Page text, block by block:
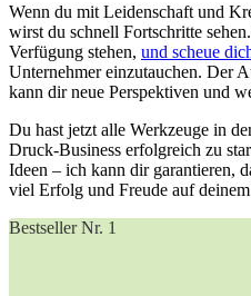
Wenn du mit Leidenschaft und
wirst du schnell Fortschritte
Verfügung stehen, und scheue
Unternehmer einzutauchen. Der
kann⁤ dir neue ​Perspektiven und
Du hast jetzt alle Werkzeuge in
Druck-Business erfolgreich zu
Ideen – ich kann dir garantieren,
viel Erfolg und Freude auf
Bestseller Nr. 1